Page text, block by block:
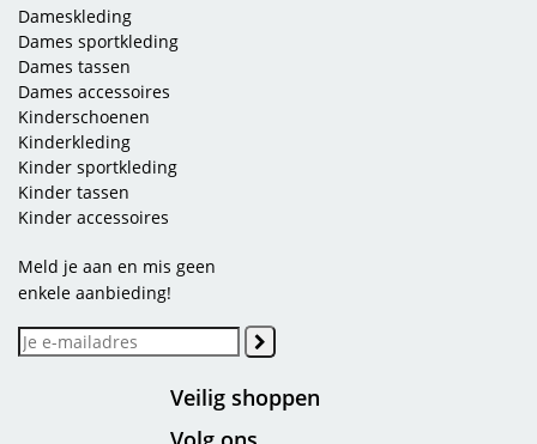
Dameskleding
Dames sportkleding
Dames tassen
Dames accessoires
Kinderschoenen
Kinderkleding
Kinder sportkleding
Kinder tassen
Kinder accessoires
Meld je aan en mis geen
enkele aanbieding!
Veilig shoppen